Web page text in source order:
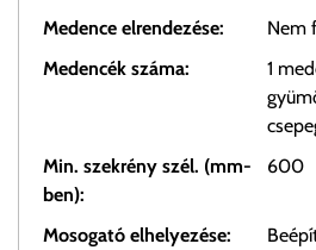
Medence elrendezése:
Nem
Medencék száma:
1
Min. szekrény szél. (mm-
ben):
600
Mosogató elhelyezése: